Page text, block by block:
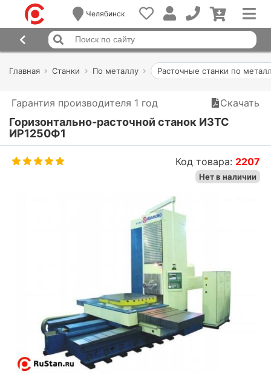
Челябинск
Главная Станки По металлу Расточные станки по
Гарантия производителя 1 год Скачать
Горизонтально-расточной станок ИЗТС
ИР1250Ф1
Код товара: 2207
Нет в наличии